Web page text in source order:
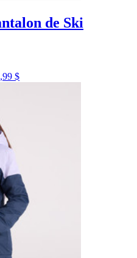
de Ski
$